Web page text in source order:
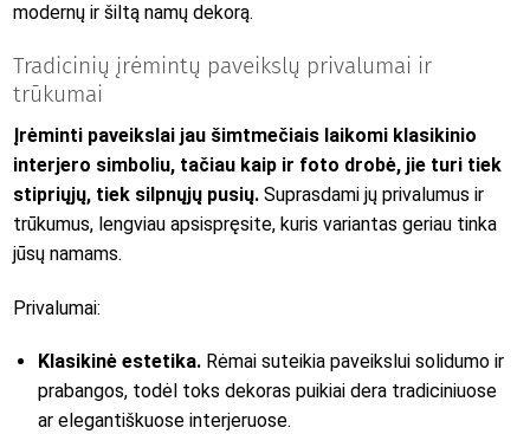
modernų ir šiltą namų dekorą.
Tradicinių įrėmintų paveikslų privalumai ir
trūkumai
Įrėminti paveikslai jau šimtmečiais laikomi klasikinio
interjero simboliu, tačiau kaip ir foto drobė, jie turi tiek
stipriųjų, tiek silpnųjų pusių. Suprasdami jų privalumus ir
trūkumus, lengviau apsispręsite, kuris variantas geriau tinka
jūsų namams.
Privalumai:
Klasikinė estetika. Rėmai suteikia paveikslui solidumo ir
prabangos, todėl toks dekoras puikiai dera tradiciniuose
ar elegantiškuose interjeruose.